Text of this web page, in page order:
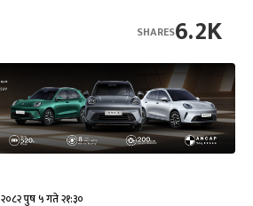
6.2K
SHARES
२०८२ पुष ५ गते २१:३०